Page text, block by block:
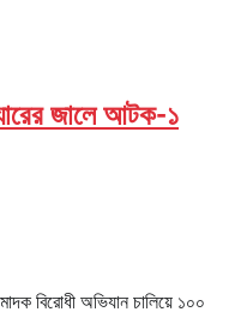
জালে আটক-১
বিরোধী অভিযান চালিয়ে ১০০